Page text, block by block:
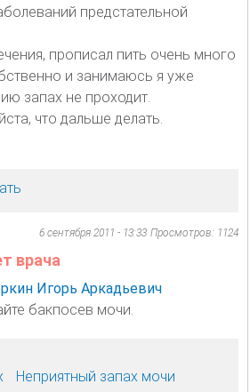
предстательной
прописал пить очень много
и занимаюсь я уже
запах не проходит.
что дальше делать.
6 сентября 2011 - 13:33 Просмотров: 1124
врача
Игорь Аркадьевич
бакпосев мочи.
Неприятный запах мочи